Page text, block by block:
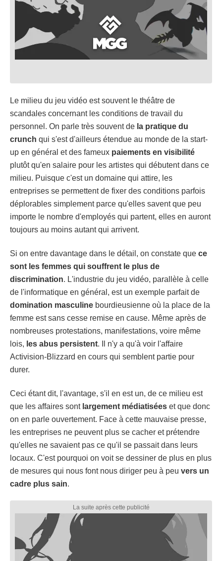
Le milieu du jeu vidéo est souvent le théâtre de
scandales concernant les conditions de travail du
personnel. On parle très souvent de la pratique du
crunch qui s'est d'ailleurs étendue au monde de la start-
up en général et des fameux paiements en visibilité
plutôt qu'en salaire pour les artistes qui débutent dans ce
milieu. Puisque c'est un domaine qui attire, les
entreprises se permettent de fixer des conditions parfois
déplorables simplement parce qu'elles savent que peu
importe le nombre d'employés qui partent, elles en auront
toujours au moins autant qui arrivent.
Si on entre davantage dans le détail, on constate que ce
sont les femmes qui souffrent le plus de
discrimination. L'industrie du jeu vidéo, parallèle à celle
de l'informatique en général, est un exemple parfait de
domination masculine bourdieusienne où la place de la
femme est sans cesse remise en cause. Même après de
nombreuses protestations, manifestations, voire même
lois, les abus persistent. Il n'y a qu'à voir l'affaire
Activision-Blizzard en cours qui semblent partie pour
durer.
Ceci étant dit, l'avantage, s'il en est un, de ce milieu est
que les affaires sont largement médiatisées et que donc
on en parle ouvertement. Face à cette mauvaise presse,
les entreprises ne peuvent plus se cacher et prétendre
qu'elles ne savaient pas ce qu'il se passait dans leurs
locaux. C'est pourquoi on voit se dessiner de plus en plus
de mesures qui nous font nous diriger peu à peu vers un
cadre plus sain.